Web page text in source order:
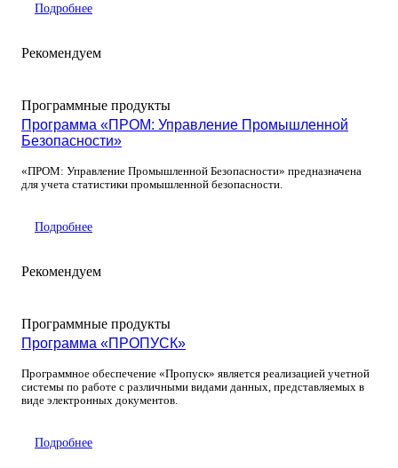
Подробнее
Рекомендуем
Программные продукты
Программа «ПРОМ: Управление Промышленной
Безопасности»
«ПРОМ: Управление Промышленной Безопасности» предназначена
для учета статистики промышленной безопасности.
Подробнее
Рекомендуем
Программные продукты
Программа «ПРОПУСК»
Программное обеспечение «Пропуск» является реализацией учетной
системы по работе с различными видами данных, представляемых в
виде электронных документов.
Подробнее